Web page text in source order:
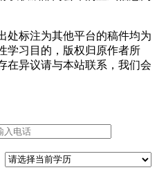
处标注为其他平台的稿件均为
学习目的，版权归原作者所
在异议请与本站联系，我们会